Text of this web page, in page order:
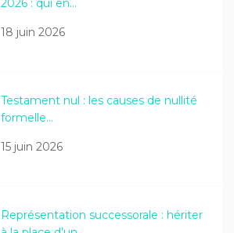
18 juin 2026
Testament nul : les causes de nullité
formelle…
15 juin 2026
Représentation successorale : hériter